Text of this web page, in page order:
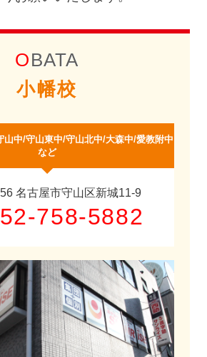
OBATA
小幡校
山中/守山東中/守山北中/大森中/愛教附中
など
名古屋市守山区新城11-9
758-5882